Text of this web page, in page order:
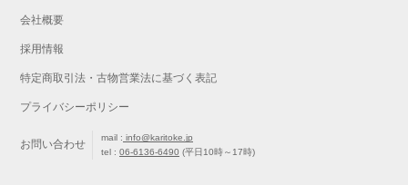
会社概要
採用情報
特定商取引法・古物営業法に基づく表記
プライバシーポリシー
お問い合わせ
mail : info@karitoke.jp
tel :06-6136-6490 (平日10時～17時)